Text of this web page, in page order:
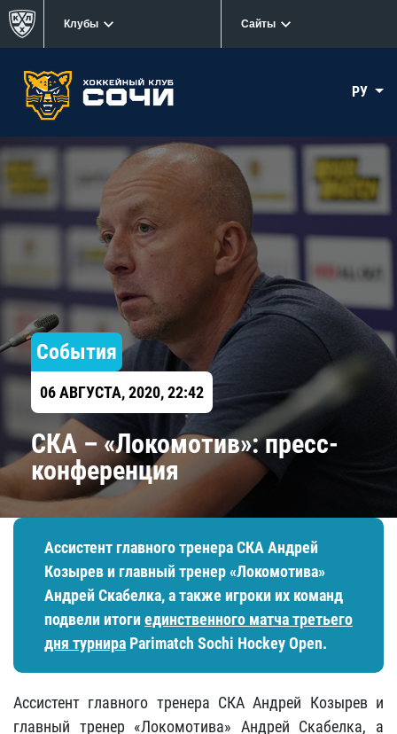
Клубы Сайты
РУ
События
06 АВГУСТА, 2020, 22:42
СКА – «Локомотив»: пресс-
конференция
Ассистент главного тренера СКА Андрей
Козырев и главный тренер «Локомотива»
Андрей Скабелка, а также игроки их команд
подвели итоги единственного матча третьего
дня турнира Parimatch Sochi Hockey Open.
Ассистент главного тренера СКА Андрей Козырев и
главный тренер «Локомотива» Андрей Скабелка, а